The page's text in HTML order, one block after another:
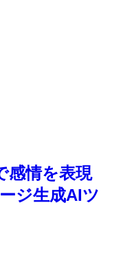
感情を表現
ジ生成AIツ